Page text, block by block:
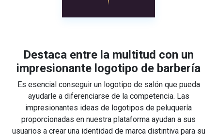
Destaca entre la multitud con un
impresionante logotipo de barbería
Es esencial conseguir un logotipo de salón que pueda
ayudarle a diferenciarse de la competencia. Las
impresionantes ideas de logotipos de peluquería
proporcionadas en nuestra plataforma ayudan a sus
usuarios a crear una identidad de marca distintiva para su